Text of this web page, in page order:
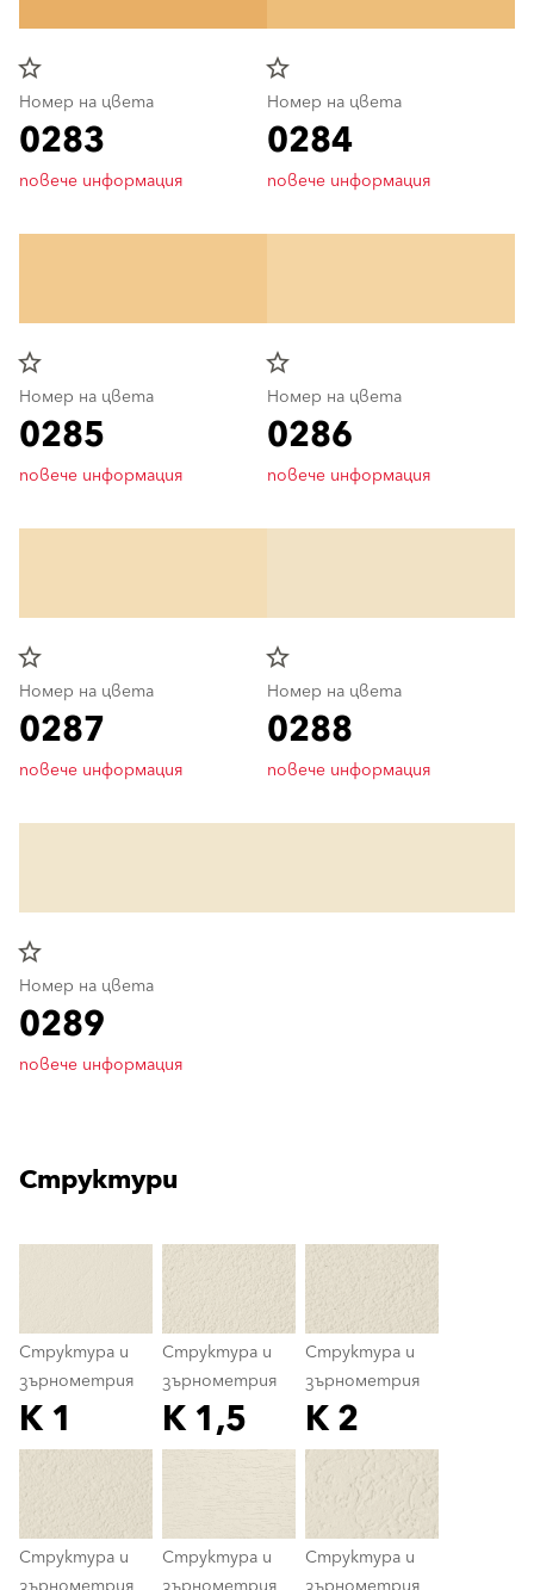
star_border
Номер на цвета
0283
повече информация
star_border
Номер на цвета
0284
повече информация
star_border
Номер на цвета
0285
повече информация
star_border
Номер на цвета
0286
повече информация
star_border
Номер на цвета
0287
повече информация
star_border
Номер на цвета
0288
повече информация
star_border
Номер на цвета
0289
повече информация
Структури
Структура и
зърнометрия
K 1
Структура и
зърнометрия
K 1,5
Структура и
зърнометрия
K 2
Структура и
Структура и
Структура и
Структура и зърнометрия
color_name